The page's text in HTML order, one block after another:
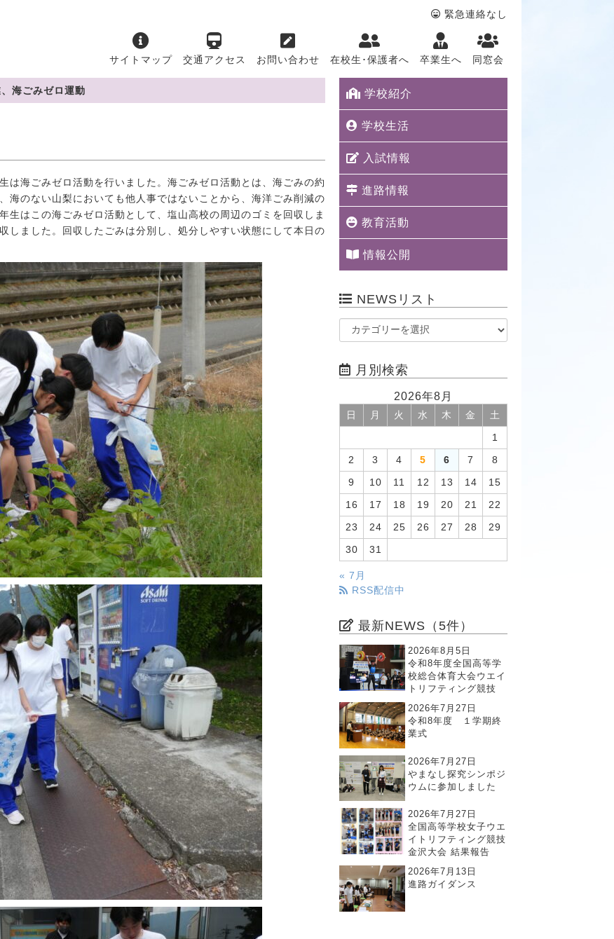
緊急連絡なし
サイトマップ 交通アクセス お問い合わせ 在校生･保護者へ 卒業生へ 同窓会
海ごみゼロ運動
海ごみゼロ活動を行いました。海ごみゼロ活動とは、海ごみの約
海のない山梨においても他人事ではないことから、海洋ごみ削減の
生はこの海ごみゼロ活動として、塩山高校の周辺のゴミを回収しま
しました。回収したごみは分別し、処分しやすい状態にして本日の
学校紹介
学校生活
入試情報
進路情報
教育活動
情報公開
NEWSリスト
月別検索
2026年8月
日 月 火 水 木 金 土
1
2 3 4 5 6 7 8
9 10 11 12 13 14 15
16 17 18 19 20 21 22
23 24 25 26 27 28 29
30 31
« 7月
RSS配信中
最新NEWS（5件）
2026年8月5日
令和8年度全国高等学
校総合体育大会ウエイ
トリフティング競技
2026年7月27日
令和8年度 １学期終
業式
2026年7月27日
やまなし探究シンポジ
ウムに参加しました
2026年7月27日
全国高等学校女子ウエ
イトリフティング競技
金沢大会 結果報告
2026年7月13日
進路ガイダンス